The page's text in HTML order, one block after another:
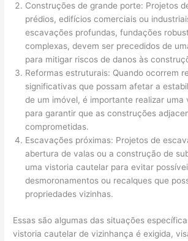
Construções de grande porte: Projetos
prédios, edifícios comerciais ou
escavações profundas, fundações
complexas, devem ser precedidos de
para mitigar riscos de danos às
Reformas estruturais: Quando ocorrem
significativas que possam afetar a
de um imóvel, é importante realizar uma
para garantir que as construções
comprometidas.
Escavações próximas: Projetos de
abertura de valas ou a construção de
uma vistoria cautelar para evitar
desmoronamentos ou recalques que
propriedades vizinhas.
Essas são algumas das situações
vistoria cautelar de vizinhança é exigida,